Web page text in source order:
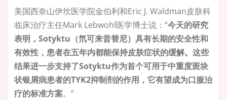
美国西奈山伊坎医学院金伯利和Eric J. Waldman皮肤科
临床治疗主任Mark Lebwohl医学博士说：“今天的研究
表明，Sotyktu（氘可来昔替尼）具有长期的安全性和
有效性，患者在五年内都能保持皮肤症状的缓解。这些
结果进一步支持了Sotyktu作为首个可用于中重度斑块
状银屑病患者的TYK2抑制剂的作用，它有望成为口服治
疗的标准方案。”